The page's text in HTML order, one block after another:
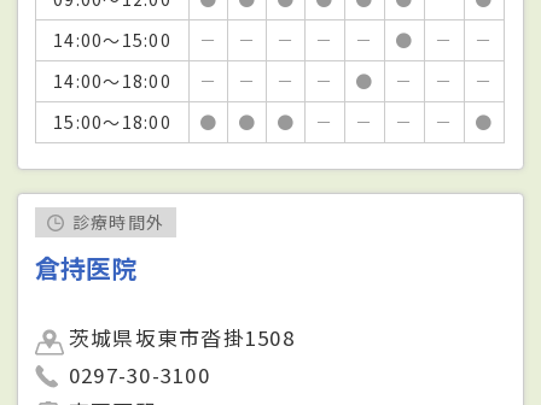
14:00～15:00
－ － － － － ● －
－
14:00～18:00
－ － － － ● － －
－
15:00～18:00
● ● ● － － － － ●
診療時間外
倉持医院
茨城県坂東市沓掛1508
0297-30-3100